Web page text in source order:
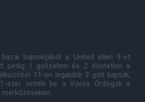
bajnokijából a United ellen 9-et
pedig 1 győzelem és 2 döntetlen a
11-en legalább 2 gólt kaptak,
szer vették be a Vörös Ördögök a